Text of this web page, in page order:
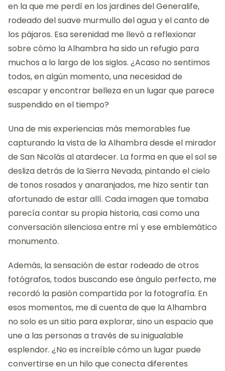
en la que me perdí en los jardines del Generalife,
rodeado del suave murmullo del agua y el canto de
los pájaros. Esa serenidad me llevó a reflexionar
sobre cómo la Alhambra ha sido un refugio para
muchos a lo largo de los siglos. ¿Acaso no sentimos
todos, en algún momento, una necesidad de
escapar y encontrar belleza en un lugar que parece
suspendido en el tiempo?
Una de mis experiencias más memorables fue
capturando la vista de la Alhambra desde el mirador
de San Nicolás al atardecer. La forma en que el sol se
desliza detrás de la Sierra Nevada, pintando el cielo
de tonos rosados y anaranjados, me hizo sentir tan
afortunado de estar allí. Cada imagen que tomaba
parecía contar su propia historia, casi como una
conversación silenciosa entre mí y ese emblemático
monumento.
Además, la sensación de estar rodeado de otros
fotógrafos, todos buscando ese ángulo perfecto, me
recordó la pasión compartida por la fotografía. En
esos momentos, me di cuenta de que la Alhambra
no solo es un sitio para explorar, sino un espacio que
une a las personas a través de su inigualable
esplendor. ¿No es increíble cómo un lugar puede
convertirse en un hilo que conecta diferentes